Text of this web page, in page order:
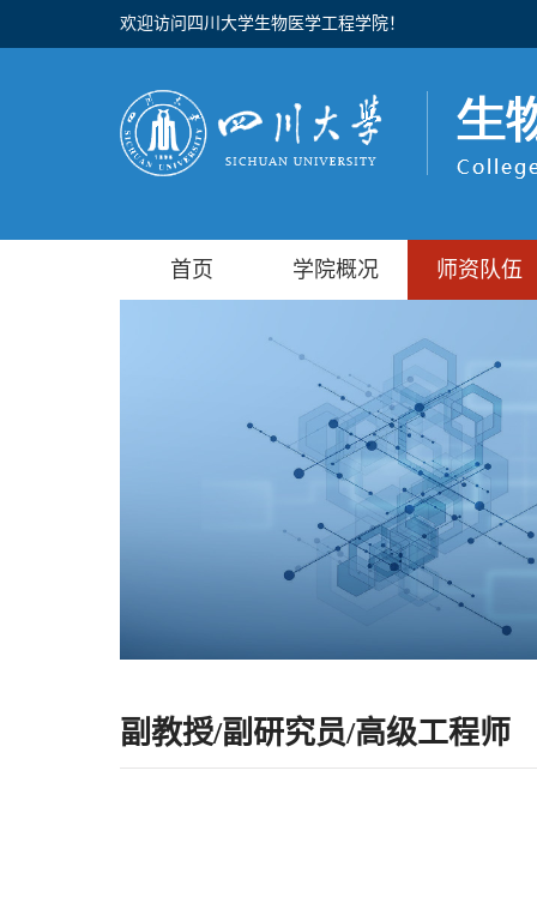
欢迎访问四川大学生物医学工程学院！
首页 学院概况 师资队伍
副教授/副研究员/高级工程师